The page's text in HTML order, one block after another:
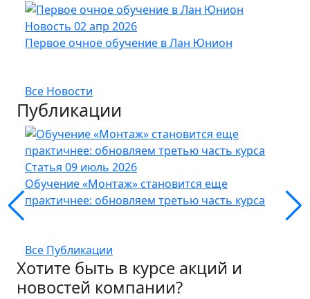
Новость 02 апр 2026
Первое очное обучение в Лан Юнион
Все Новости
Публикации
Статья 09 июль 2026
Обучение «Монтаж» становится еще
практичнее: обновляем третью часть курса
Все Публикации
Хотите быть в курсе акций и
новостей компании?